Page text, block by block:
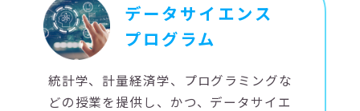
データサイエンス
プログラム
統計学、計量経済学、プログラミングな
どの授業を提供し、かつ、データサイエ